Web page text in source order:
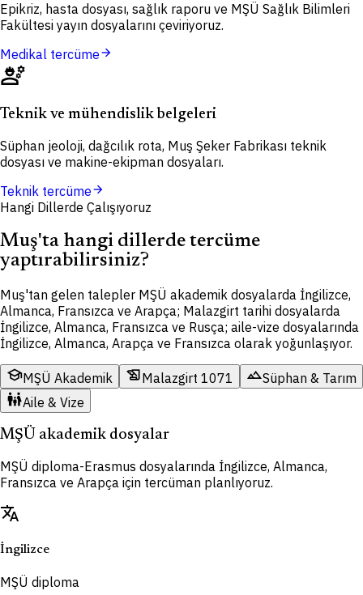
Epikriz, hasta dosyası, sağlık raporu ve MŞÜ Sağlık Bilimleri
Fakültesi yayın dosyalarını çeviriyoruz.
Medikal tercümearrow_forward
engineering
Teknik ve mühendislik belgeleri
Süphan jeoloji, dağcılık rota, Muş Şeker Fabrikası teknik
dosyası ve makine-ekipman dosyaları.
Teknik tercümearrow_forward
Hangi Dillerde Çalışıyoruz
Muş'ta hangi dillerde tercüme
yaptırabilirsiniz?
Muş'tan gelen talepler MŞÜ akademik dosyalarda İngilizce,
Almanca, Fransızca ve Arapça; Malazgirt tarihi dosyalarda
İngilizce, Almanca, Fransızca ve Rusça; aile-vize dosyalarında
İngilizce, Almanca, Arapça ve Fransızca olarak yoğunlaşıyor.
schoolMŞÜ Akademik history_eduMalazgirt 1071 terrainSüphan & Tarım
family_restroomAile & Vize
MŞÜ akademik dosyalar
MŞÜ diploma-Erasmus dosyalarında İngilizce, Almanca,
Fransızca ve Arapça için tercüman planlıyoruz.
translate
İngilizce
MŞÜ diploma